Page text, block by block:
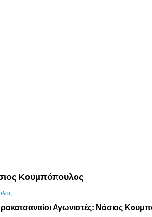
Κουμπόπουλος
Αγωνιστές: Νάσιος